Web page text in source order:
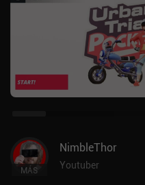
MÁS
NimbleThor
Youtuber